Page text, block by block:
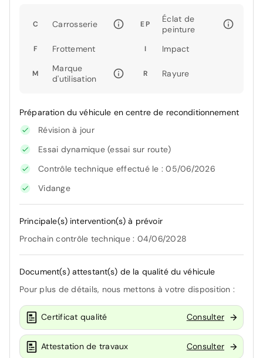
C Carrosserie EP
Éclat de
peinture
F Frottement I Impact
M
Marque
d'utilisation
R Rayure
Préparation du véhicule en centre de reconditionnement
Révision à jour
Essai dynamique (essai sur route)
Contrôle technique effectué le : 05/06/2026
Vidange
Principale(s) intervention(s) à prévoir
Prochain contrôle technique : 04/06/2028
Document(s) attestant(s) de la qualité du véhicule
Pour plus de détails, nous mettons à votre disposition :
Certificat qualité Consulter
Attestation de travaux Consulter